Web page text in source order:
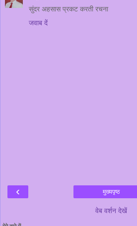
सुंदर अहसास प्रकट करती रचना
जवाब दें
‹ मुख्यपृष्ठ
वेब वर्शन देखें